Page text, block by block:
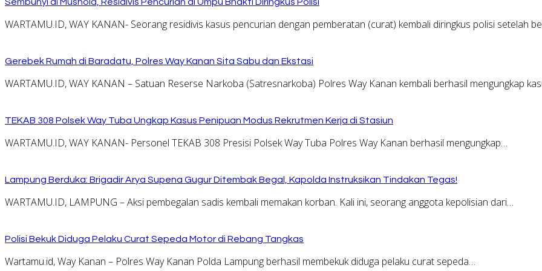
WARTAMU.ID, WAY KANAN- Seorang residivis kasus pencurian dengan pemberatan (curat) kembali diringkus polisi setelah
Gerebek Rumah di Baradatu, Polres Way Kanan Sita Sabu dan Ekstasi
WARTAMU.ID, WAY KANAN – Satuan Reserse Narkoba (Satresnarkoba) Polres Way Kanan kembali berhasil mengungkap
TEKAB 308 Polsek Way Tuba Ungkap Kasus Penipuan Modus Rekrutmen Kerja di Stasiun
WARTAMU.ID, WAY KANAN- Personel TEKAB 308 Presisi Polsek Way Tuba Polres Way Kanan berhasil mengungkap…
Lampung Berduka: Brigadir Arya Supena Gugur Ditembak Begal, Kapolda Instruksikan Tindakan Tegas!
WARTAMU.ID, LAMPUNG – Aksi pembegalan sadis kembali memakan korban. Kali ini, seorang anggota kepolisian dari…
Polisi Bekuk Diduga Pelaku Curat Sepeda Motor di Rebang Tangkas
Wartamu.id, Way Kanan – Polres Way Kanan Polda Lampung berhasil membekuk diduga pelaku curat sepeda…